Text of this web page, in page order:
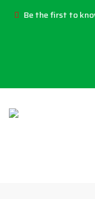
Be the first to